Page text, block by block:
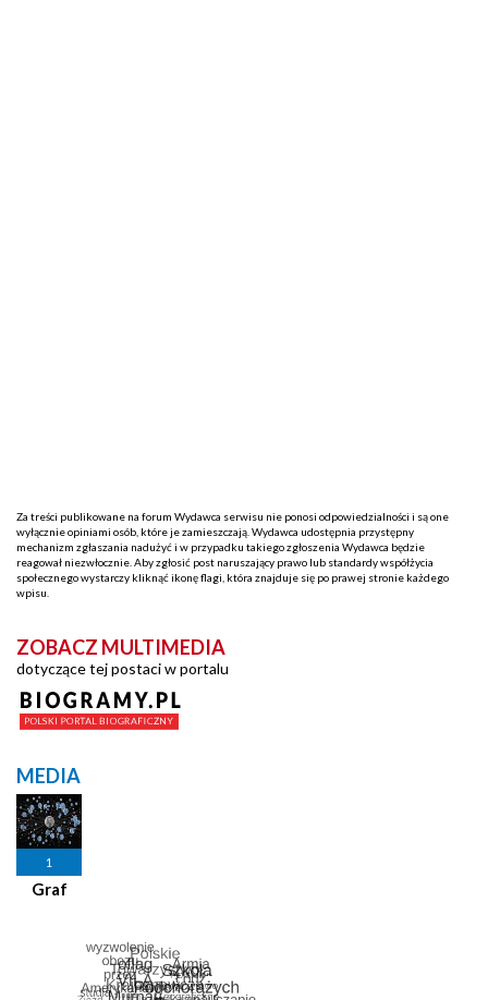
Za treści publikowane na forum Wydawca serwisu nie ponosi odpowiedzialności i są one
wyłącznie opiniami osób, które je zamieszczają. Wydawca udostępnia przystępny
mechanizm zgłaszania nadużyć i w przypadku takiego zgłoszenia Wydawca będzie
reagował niezwłocznie. Aby zgłosić post naruszający prawo lub standardy współżycia
społecznego wystarczy kliknąć ikonę flagi, która znajduje się po prawej stronie każdego
wpisu.
ZOBACZ MULTIMEDIA
dotyczące tej postaci w portalu
MEDIA
1
Graf